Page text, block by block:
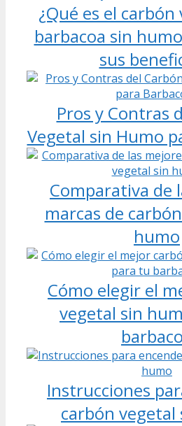
¿Qué es el
barbacoa sin
sus
Pros y Contras
Vegetal sin Humo
Comparativa de
marcas de
humo
Cómo elegir el
vegetal sin
Instrucciones
carbón